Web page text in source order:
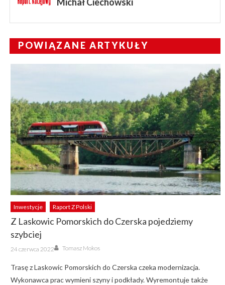
POWIĄZANE ARTYKUŁY
Inwestycje Raport Z Polski
Z Laskowic Pomorskich do Czerska pojedziemy
szybciej
Posted
on
24 czerwca 2022 Author
Tomasz Mokos
Trasę z Laskowic Pomorskich do Czerska czeka modernizacja.
Wykonawca prac wymieni szyny i podkłady. Wyremontuje także